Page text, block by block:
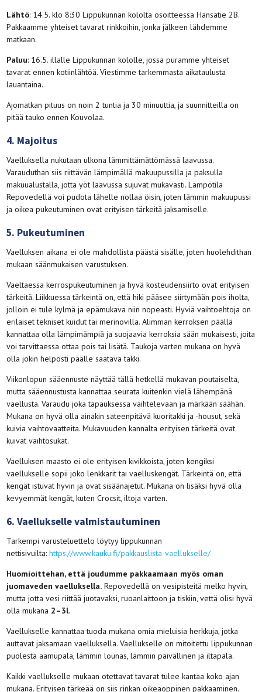
Lähtö: 14.5. klo 8:30 Lippukunnan kololta osoitteessa Hansatie 2B.
Pakkaamme yhteiset tavarat rinkkoihin, jonka jälkeen lähdemme
matkaan.
Paluu: 16.5. illalle Lippukunnan kololle, jossa puramme yhteiset
tavarat ennen kotiinlähtöä. Viestimme tarkemmasta aikataulusta
lauantaina.
Ajomatkan pituus on noin 2 tuntia ja 30 minuuttia, ja suunnitteilla on
pitää tauko ennen Kouvolaa.
4. Majoitus
Vaelluksella nukutaan ulkona lämmittämättömässä laavussa.
Varauduthan siis riittävän lämpimällä makuupussilla ja paksulla
makuualustalla, jotta yöt laavussa sujuvat mukavasti. Lämpötila
Repovedellä voi pudota lähelle nollaa öisin, joten lämmin makuupussi
ja oikea pukeutuminen ovat erityisen tärkeitä jaksamiselle.
5. Pukeutuminen
Vaelluksen aikana ei ole mahdollista päästä sisälle, joten huolehdithan
mukaan säänmukaisen varustuksen.
Vaeltaessa kerrospukeutuminen ja hyvä kosteudensiirto ovat erityisen
tärkeitä. Liikkuessa tärkeintä on, että hiki pääsee siirtymään pois iholta,
jolloin ei tule kylmä ja epämukava niin nopeasti. Hyviä vaihtoehtoja on
erilaiset tekniset kuidut tai merinovilla. Alimman kerroksen päällä
kannattaa olla lämpimämpiä ja suojaavia kerroksia sään mukaisesti, joita
voi tarvittaessa ottaa pois tai lisätä. Taukoja varten mukana on hyvä
olla jokin helposti päälle saatava takki.
Viikonlopun sääennuste näyttää tällä hetkellä mukavan poutaiselta,
mutta sääennustusta kannattaa seurata kuitenkin vielä lähempänä
vaellusta. Varaudu joka tapauksessa vaihtelevaan ja märkään säähän.
Mukana on hyvä olla ainakin sateenpitävä kuoritakki ja -housut, sekä
kuivia vaihtovaatteita. Mukavuuden kannalta erityisen tärkeitä ovat
kuivat vaihtosukat.
Vaelluksen maasto ei ole erityisen kivikkoista, joten kengiksi
vaellukselle sopii joko lenkkarit tai vaelluskengät. Tärkeintä on, että
kengät istuvat hyvin ja ovat sisäänajetut. Mukana on lisäksi hyvä olla
kevyemmät kengät, kuten Crocsit, iltoja varten.
6. Vaellukselle valmistautuminen
Tarkempi varusteluettelo löytyy lippukunnan
nettisivuilta:https://www.kauku.fi/pakkauslista-vaellukselle/
Huomioittehan, että joudumme pakkaamaan myös oman
juomaveden vaelluksella. Repovedellä on vesipisteitä melko hyvin,
mutta jotta vesi riittää juotavaksi, ruoanlaittoon ja tiskiin, vettä olisi hyvä
olla mukana 2–3l.
Vaellukselle kannattaa tuoda mukana omia mieluisia herkkuja, jotka
auttavat jaksamaan vaelluksella. Vaellukselle on mitoitettu lippukunnan
puolesta aamupala, lämmin lounas, lämmin päivällinen ja iltapala.
Kaikki vaellukselle mukaan otettavat tavarat tulee kantaa koko ajan
mukana. Erityisen tärkeää on siis rinkan oikeaoppinen pakkaaminen.